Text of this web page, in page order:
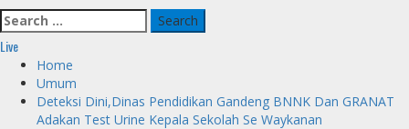
Search
for:
Live
Home
Umum
Deteksi Dini,Dinas Pendidikan Gandeng BNNK Dan GRANAT
Adakan Test Urine Kepala Sekolah Se Waykanan